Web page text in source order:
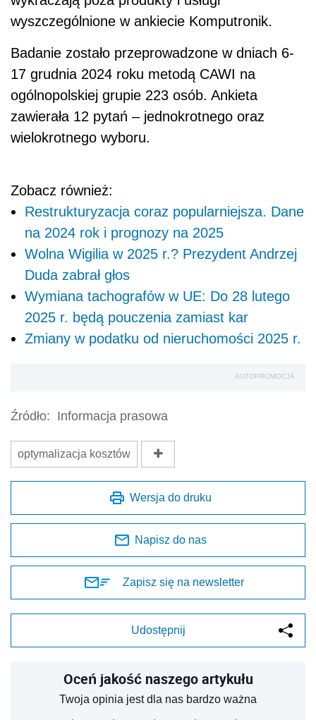
wyszczególnione w ankiecie Komputronik.
Badanie zostało przeprowadzone w dniach 6-
17 grudnia 2024 roku metodą CAWI na
ogólnopolskiej grupie 223 osób. Ankieta
zawierała 12 pytań – jednokrotnego oraz
wielokrotnego wyboru.
Zobacz również:
Restrukturyzacja coraz popularniejsza. Dane
na 2024 rok i prognozy na 2025
Wolna Wigilia w 2025 r.? Prezydent Andrzej
Duda zabrał głos
Wymiana tachografów w UE: Do 28 lutego
2025 r. będą pouczenia zamiast kar
Zmiany w podatku od nieruchomości 2025 r.
AUTOPROMOCJA
Źródło: Informacja prasowa
optymalizacja kosztów
Wersja do druku
Napisz do nas
Zapisz się na newsletter
Udostępnij
Oceń jakość naszego artykułu
Twoja opinia jest dla nas bardzo ważna